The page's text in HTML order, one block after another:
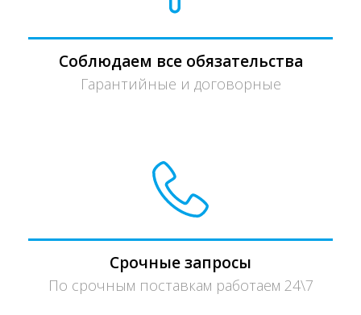
Соблюдаем все обязательства
Гарантийные и договорные
Срочные запросы
По срочным поставкам работаем 24\7